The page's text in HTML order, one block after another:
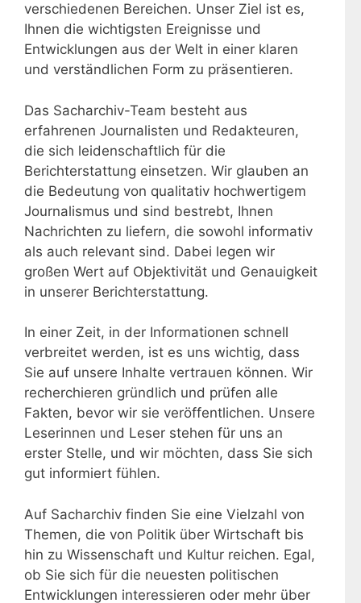
verschiedenen Bereichen. Unser Ziel ist es,
Ihnen die wichtigsten Ereignisse und
Entwicklungen aus der Welt in einer klaren
und verständlichen Form zu präsentieren.
Das Sacharchiv-Team besteht aus
erfahrenen Journalisten und Redakteuren,
die sich leidenschaftlich für die
Berichterstattung einsetzen. Wir glauben an
die Bedeutung von qualitativ hochwertigem
Journalismus und sind bestrebt, Ihnen
Nachrichten zu liefern, die sowohl informativ
als auch relevant sind. Dabei legen wir
großen Wert auf Objektivität und Genauigkeit
in unserer Berichterstattung.
In einer Zeit, in der Informationen schnell
verbreitet werden, ist es uns wichtig, dass
Sie auf unsere Inhalte vertrauen können. Wir
recherchieren gründlich und prüfen alle
Fakten, bevor wir sie veröffentlichen. Unsere
Leserinnen und Leser stehen für uns an
erster Stelle, und wir möchten, dass Sie sich
gut informiert fühlen.
Auf Sacharchiv finden Sie eine Vielzahl von
Themen, die von Politik über Wirtschaft bis
hin zu Wissenschaft und Kultur reichen. Egal,
ob Sie sich für die neuesten politischen
Entwicklungen interessieren oder mehr über